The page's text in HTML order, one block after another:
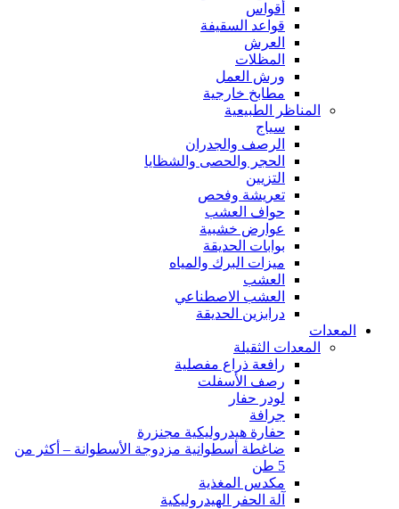
أقواس
قواعد السقيفة
العرش
المظلات
ورش العمل
مطابخ خارجية
المناظر الطبيعية
سياج
الرصف والجدران
الحجر والحصى والشظايا
التزيين
تعريشة وفحص
حواف العشب
عوارض خشبية
بوابات الحديقة
ميزات البرك والمياه
العشب
العشب الاصطناعي
درابزين الحديقة
المعدات
المعدات الثقيلة
رافعة ذراع مفصلية
رصف الأسفلت
لودر حفار
جرافة
حفارة هيدروليكية مجنزرة
ضاغطة أسطوانية مزدوجة الأسطوانة – أكثر من
5 طن
مكدس المغذية
آلة الحفر الهيدروليكية